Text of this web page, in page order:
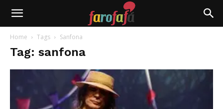
Farofafá
Home Tags Sanfona
Tag: sanfona